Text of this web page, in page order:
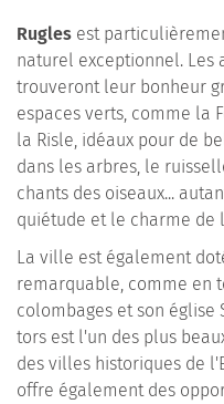
Rugles est
naturel exceptionnel. Les
trouveront leur bonheur
espaces verts, comme la
la Risle, idéaux pour de
dans les arbres, le
chants des oiseaux...
quiétude et le charme de
La ville est également
remarquable, comme en
colombages et son
tors est l'un des plus
des villes historiques de
offre également des